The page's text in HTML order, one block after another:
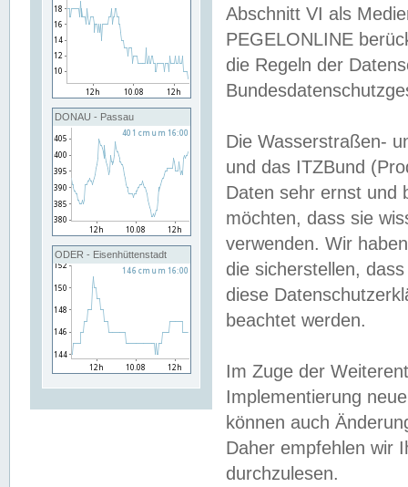
DONAU - Passau
ODER - Eisenhüttenstadt
Abschnitt VI als
PEGELONLINE
die Regeln der
Die Wasserstraßen-
und das ITZBund
Daten sehr ernst und
möchten, dass sie
verwenden. Wir
die sicherstellen,
diese
beachtet werden.
Im Zuge der
Implementierung
können auch
Daher empfehlen wir
durchzulesen.